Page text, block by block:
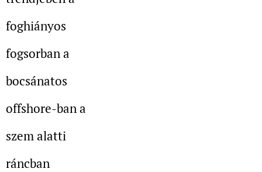
foghiányos
fogsorban a
bocsánatos
offshore-ban a
szem alatti
ráncban